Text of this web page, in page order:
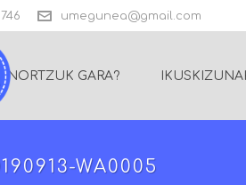
umegunea@gmail.com
NORTZUK GARA?
WA0005